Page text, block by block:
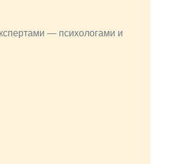
— психологами и